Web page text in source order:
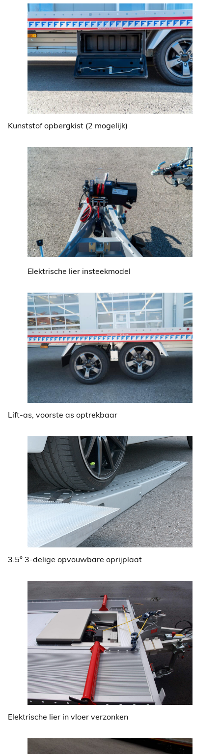
Kunststof opbergkist (2 mogelijk)
Elektrische lier insteekmodel
Lift-as, voorste as optrekbaar
3.5° 3-delige opvouwbare oprijplaat
Elektrische lier in vloer verzonken